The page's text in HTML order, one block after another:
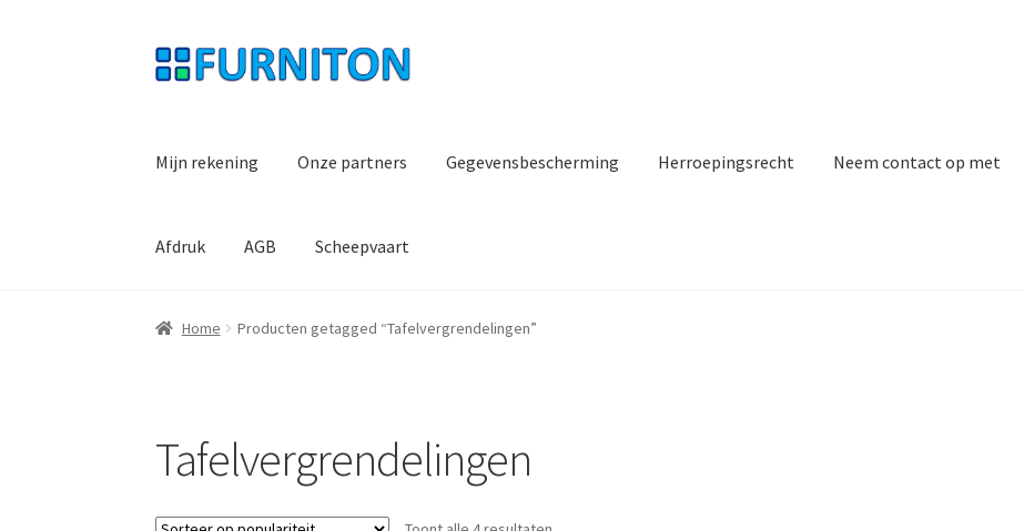
Ga
door
Ga
naar
Mijn rekening Onze partners Gegevensbescherming Herroepingsrecht Neem contact op met
Afdruk AGB Scheepvaart
Home Producten getagged “Tafelvergrendelingen”
Tafelvergrendelingen